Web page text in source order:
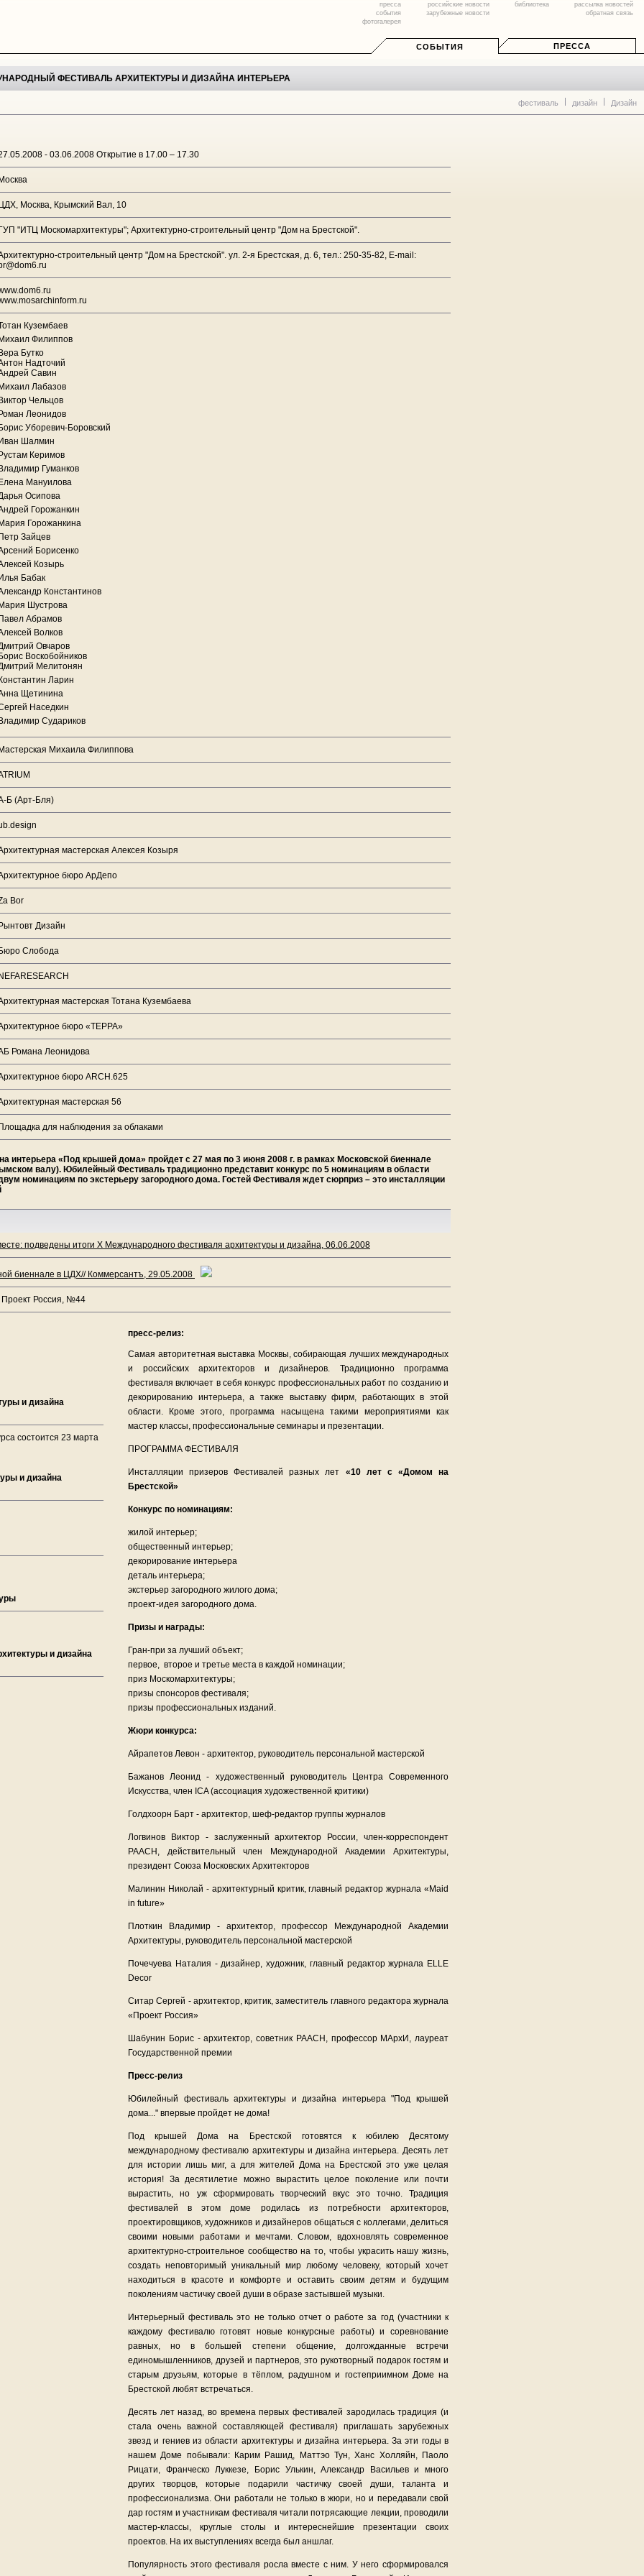
пресса
события
фотогалерея
российские новости
зарубежные новости
библиотека
рассылка новостей
обратная связь
СОБЫТИЯ ПРЕССА
ФЕСТИВАЛЬ АРХИТЕКТУРЫ И ДИЗАЙНА ИНТЕРЬЕРА
фестиваль дизайн Дизайн
- 03.06.2008 Открытие в 17.00 – 17.30
Москва
ЦДХ, Москва, Крымский Вал, 10
ГУП "ИТЦ Москомархитектуры"; Архитектурно-строительный центр "Дом на Брестской".
строительный центр "Дом на Брестской". ул. 2-я Брестская, д. 6, тел.: 250-35-82, E-mail:
Кузембаев
Михаил Филиппов
Вера Бутко
Надточий
Савин
Михаил Лабазов
Виктор Чельцов
Роман Леонидов
Борис Уборевич-Боровский
Иван Шалмин
Рустам Керимов
Владимир Гуманков
Елена Мануилова
Осипова
Горожанкин
Мария Горожанкина
Петр Зайцев
Борисенко
Козырь
Илья Бабак
Константинов
Мария Шустрова
Павел Абрамов
Волков
Овчаров
Борис Воскобойников
Мелитонян
Константин Ларин
Щетинина
Наседкин
Владимир Судариков
Мастерская Михаила Филиппова
Б (Арт-Бля)
мастерская Алексея Козыря
бюро АрДепо
Bor
Рынтовт Дизайн
Бюро Слобода
NEFARESEARCH
мастерская Тотана Кузембаева
бюро «ТЕРРА»
Романа Леонидова
бюро ARCH.625
мастерская 56
Площадка для наблюдения за облаками
интерьера «Под крышей дома» пройдет с 27 мая по 3 июня 2008 г. в рамках Московской биеннале
валу). Юбилейный Фестиваль традиционно представит конкурс по 5 номинациям в области
номинациям по экстерьеру загородного дома. Гостей Фестиваля ждет сюрприз – это инсталляции
подведены итоги X Международного фестиваля архитектуры и дизайна, 06.06.2008
биеннале в ЦДХ// Коммерсантъ, 29.05.2008
Россия, №44
и дизайна
состоится 23 марта
и дизайна
и дизайна
пресс-релиз:
Самая авторитетная выставка Москвы, собирающая лучших международных
и российских архитекторов и дизайнеров. Традиционно программа
фестиваля включает в себя конкурс профессиональных работ по созданию и
декорированию интерьера, а также выставку фирм, работающих в этой
области. Кроме этого, программа насыщена такими мероприятиями как
мастер классы, профессиональные семинары и презентации.
ПРОГРАММА ФЕСТИВАЛЯ
Инсталляции призеров Фестивалей разных лет «10 лет с «Домом на
Брестской»
Конкурс по номинациям:
жилой интерьер;
общественный интерьер;
декорирование интерьера
деталь интерьера;
экстерьер загородного жилого дома;
проект-идея загородного дома.
Призы и награды:
Гран-при за лучший объект;
первое, второе и третье места в каждой номинации;
приз Москомархитектуры;
призы спонсоров фестиваля;
призы профессиональных изданий.
Жюри конкурса:
Айрапетов Левон - архитектор, руководитель персональной мастерской
Бажанов Леонид - художественный руководитель Центра Современного
Искусства, член ICA (ассоциация художественной критики)
Голдхоoрн Барт - архитектор, шеф-редактор группы журналов
Логвинов Виктор - заслуженный архитектор России, член-корреспондент
РААСН, действительный член Международной Академии Архитектуры,
президент Союза Московских Архитекторов
Малинин Николай - архитектурный критик, главный редактор журнала «Maid
in future»
Плоткин Владимир - архитектор, профессор Международной Академии
Архитектуры, руководитель персональной мастерской
Почечуева Наталия - дизайнер, художник, главный редактор журнала ELLE
Decor
Ситар Сергей - архитектор, критик, заместитель главного редактора журнала
«Проект Россия»
Шабунин Борис - архитектор, советник РААСН, профессор МАрхИ, лауреат
Государственной премии
Пресс-релиз
Юбилейный фестиваль архитектуры и дизайна интерьера "Под крышей
дома..." впервые пройдет не дома!
Под крышей Дома на Брестской готовятся к юбилею Десятому
международному фестивалю архитектуры и дизайна интерьера. Десять лет
для истории лишь миг, а для жителей Дома на Брестской это уже целая
история! За десятилетие можно вырастить целое поколение или почти
вырастить, но уж сформировать творческий вкус это точно. Традиция
фестивалей в этом доме родилась из потребности архитекторов,
проектировщиков, художников и дизайнеров общаться с коллегами, делиться
своими новыми работами и мечтами. Словом, вдохновлять современное
архитектурно-строительное сообщество на то, чтобы украсить нашу жизнь,
создать неповторимый уникальный мир любому человеку, который хочет
находиться в красоте и комфорте и оставить своим детям и будущим
поколениям частичку своей души в образе застывшей музыки.
Интерьерный фестиваль это не только отчет о работе за год (участники к
каждому фестивалю готовят новые конкурсные работы) и соревнование
равных, но в большей степени общение, долгожданные встречи
единомышленников, друзей и партнеров, это рукотворный подарок гостям и
старым друзьям, которые в тёплом, радушном и гостеприимном Доме на
Брестской любят встречаться.
Десять лет назад, во времена первых фестивалей зародилась традиция (и
стала очень важной составляющей фестиваля) приглашать зарубежных
звезд и гениев из области архитектуры и дизайна интерьера. За эти годы в
нашем Доме побывали: Карим Рашид, Маттэо Тун, Ханс Холляйн, Паоло
Рицати, Франческо Луккезе, Борис Улькин, Александр Васильев и много
других творцов, которые подарили частичку своей души, таланта и
профессионализма. Они работали не только в жюри, но и передавали свой
дар гостям и участникам фестиваля читали потрясающие лекции, проводили
мастер-классы, круглые столы и интереснейшие презентации своих
проектов. На их выступлениях всегда был аншлаг.
Популярность этого фестиваля росла вместе с ним. У него сформировался